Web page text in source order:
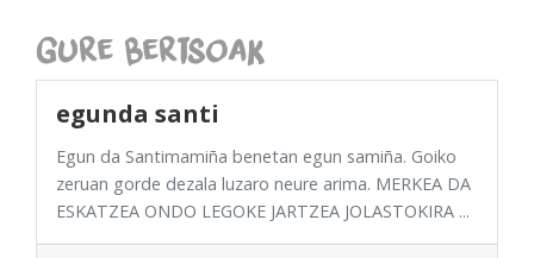
Gure Bertsoak
egunda santi
Egun da Santimamiña benetan egun samiña. Goiko
zeruan gorde dezala luzaro neure arima. MERKEA DA
ESKATZEA ONDO LEGOKE JARTZEA JOLASTOKIRA ...